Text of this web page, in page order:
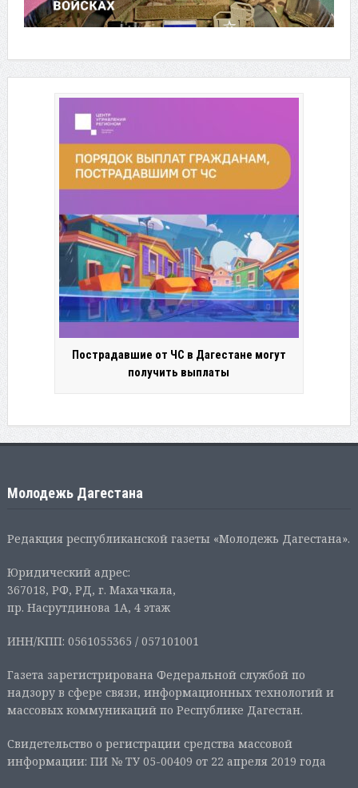
Пострадавшие от ЧС в Дагестане могут
получить выплаты
Молодежь Дагестана
Редакция республиканской газеты «Молодежь Дагестана».
Юридический адрес:
367018, РФ, РД, г. Махачкала,
пр. Насрутдинова 1А, 4 этаж
ИНН/КПП: 0561055365 / 057101001
Газета зарегистрирована Федеральной службой по
надзору в сфере связи, информационных технологий и
массовых коммуникаций по Республике Дагестан.
Свидетельство о регистрации средства массовой
информации: ПИ № ТУ 05-00409 от 22 апреля 2019 года